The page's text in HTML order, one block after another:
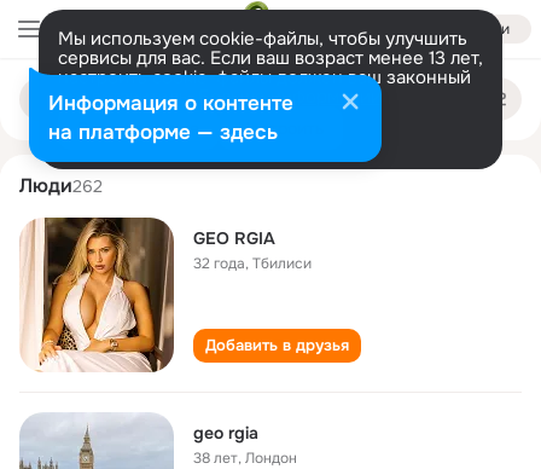
Войти
Мы используем cookie-файлы, чтобы улучшить
сервисы для вас. Если ваш возраст менее 13 лет,
настроить cookie-файлы должен ваш законный
представитель. Больше информации
Разрешить все Настроить
Поиск
людям
geo rgia
Люди262
GEO RGIA
32 года,Тбилиси
Добавить в друзья
geo rgia
38 лет,Лондон
Информация о контенте
на платформе — здесь